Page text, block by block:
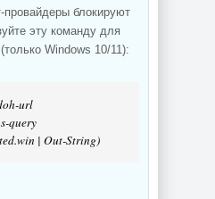
провайдеры блокируют
эту команду для
Windows 10/11):
url
query
| Out-String)